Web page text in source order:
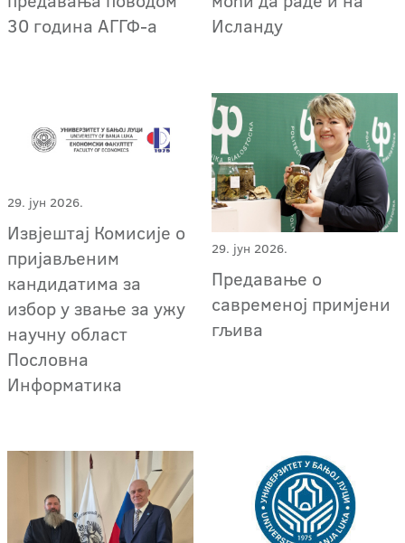
30 година АГГФ-а
Исланду
29. јун 2026.
Извјештај Комисије о
пријављеним
кандидатима за
избор у звање за ужу
научну област
Пословна
Информатика
29. јун 2026.
Предавање о
савременој примјени
гљива